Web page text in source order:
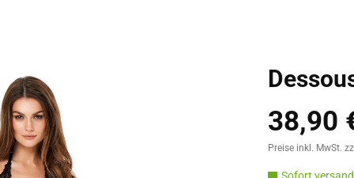
Regulärer Preis:
38,90
Preise inkl. MwSt.